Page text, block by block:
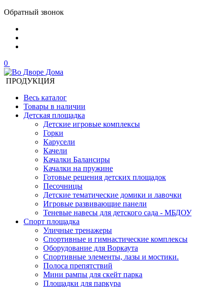
Обратный звонок
0
ПРОДУКЦИЯ
Весь каталог
Товары в наличии
Детская площадка
Детские игровые комплексы
Горки
Карусели
Качели
Качалки Балансиры
Качалки на пружине
Готовые решения детских площадок
Песочницы
Детские тематические домики и лавочки
Игровые развивающие панели
Теневые навесы для детского сада - МБДОУ
Спорт площадка
Уличные тренажеры
Спортивные и гимнастические комплексы
Оборудование для Воркаута
Спортивные элементы, лазы и мостики.
Полоса препятствий
Мини рампы для скейт парка
Площадки для паркура